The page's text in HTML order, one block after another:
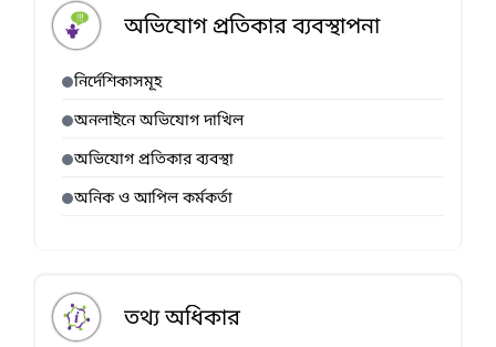
অভিযোগ প্রতিকার ব্যবস্থাপনা
নির্দেশিকাসমূহ
অনলাইনে অভিযোগ দাখিল
অভিযোগ প্রতিকার ব্যবস্থা
অনিক ও আপিল কর্মকর্তা
তথ্য অধিকার